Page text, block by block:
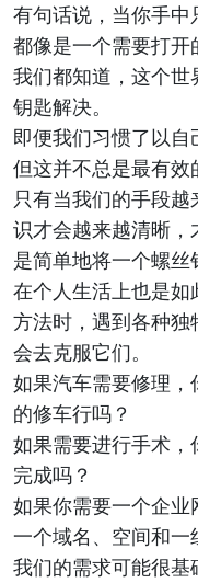
有句话说，当你手
都像是一个需要打开
我们都知道，这个
钥匙解决。
即便我们习惯了以自
但这并不总是最有效
只有当我们的手段
识才会越来越清晰
是简单地将一个螺丝
在个人生活上也是
方法时，遇到各种
会去克服它们。
如果汽车需要修理
的修车行吗？
如果需要进行手术
完成吗？
如果你需要一个企
一个域名、空间和一
我们的需求可能很